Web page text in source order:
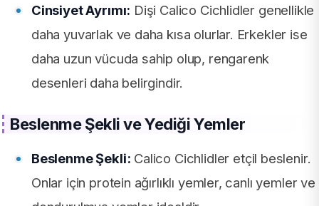
Cinsiyet Ayrımı: Dişi Calico Cichlidler genellikle
daha yuvarlak ve daha kısa olurlar. Erkekler ise
daha uzun vücuda sahip olup, rengarenk
desenleri daha belirgindir.
Beslenme Şekli ve Yediği Yemler
Beslenme Şekli: Calico Cichlidler etçil beslenir.
Onlar için protein ağırlıklı yemler, canlı yemler ve